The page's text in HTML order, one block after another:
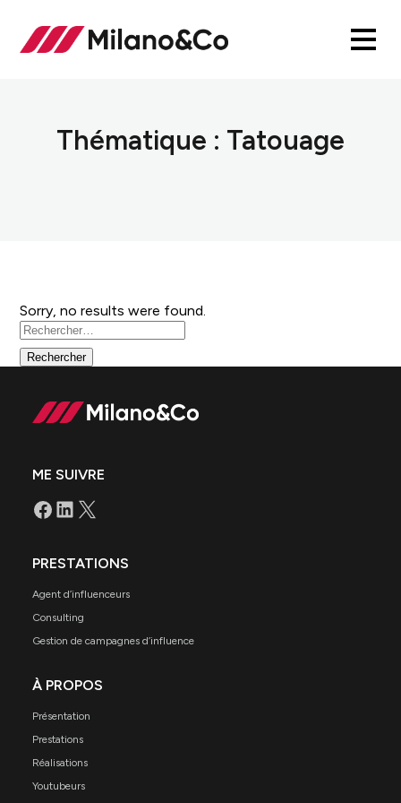
Thématique : Tatouage
Sorry, no results were found.
Rechercher :
PRESTATIONS
Agent d’influenceurs
Consulting
Gestion de campagnes d’influence
À PROPOS
Présentation
Prestations
Réalisations
Youtubeurs
ME SUIVRE